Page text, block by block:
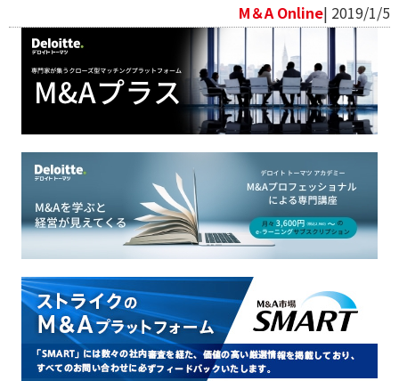
M＆A Online| 2019/1/5